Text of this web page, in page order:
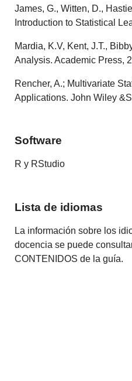
James, G., Witten, D.,
Introduction to Statistical
Mardia, K.V, Kent, J.T.,
Analysis. Academic Press,
Rencher, A.; Multivariate
Applications. John Wiley
Software
R y RStudio
Lista de idiomas
La información sobre los
docencia se puede
CONTENIDOS de la guía.